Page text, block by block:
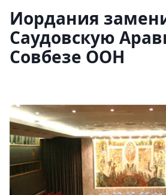
Иордания
Саудовскую
Совбезе ООН